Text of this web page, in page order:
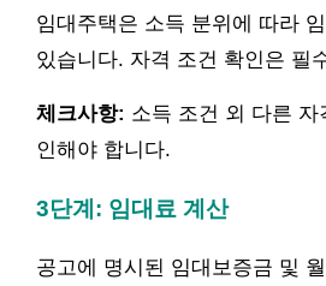
임대주택은 소득 분위에 따라
있습니다. 자격 조건 확인은 필
체크사항: 소득 조건 외 다른
인해야 합니다.
3단계: 임대료 계산
공고에 명시된 임대보증금 및